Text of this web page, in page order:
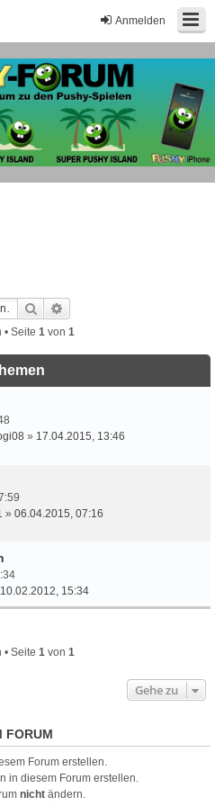
Anmelden
Suche
• Seite 1 von 1
» 17.04.2015, 13:46
» 06.04.2015, 07:16
10.02.2012, 15:34
• Seite 1 von 1
Gehe zu
FORUM
Forum erstellen.
in diesem Forum erstellen.
nicht ändern.